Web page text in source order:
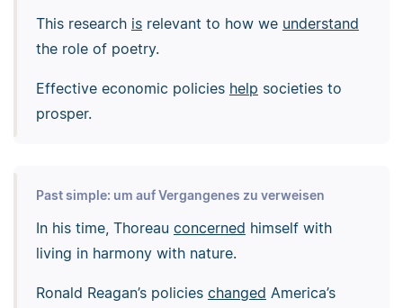
This research isrelevant to how we understand
the role of poetry.
Effective economic policies help societies to
prosper.
Past simple: um auf Vergangenes zu verweisen
In his time, Thoreau concerned himself with
living in harmony with nature.
Ronald Reagan’s policies changed America’s